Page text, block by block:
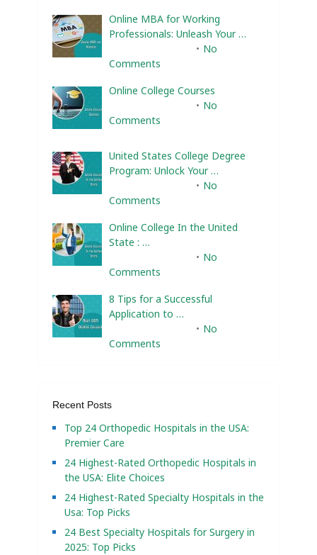
Online MBA for Working
Professionals: Unleash Your …
No
Comments
Online College Courses
No
Comments
United States College Degree
Program: Unlock Your …
No
Comments
Online College In the United
State : …
No
Comments
8 Tips for a Successful
Application to …
No
Comments
Recent Posts
Top 24 Orthopedic Hospitals in the USA:
Premier Care
24 Highest-Rated Orthopedic Hospitals in
the USA: Elite Choices
24 Highest-Rated Specialty Hospitals in the
Usa: Top Picks
24 Best Specialty Hospitals for Surgery in
2025: Top Picks